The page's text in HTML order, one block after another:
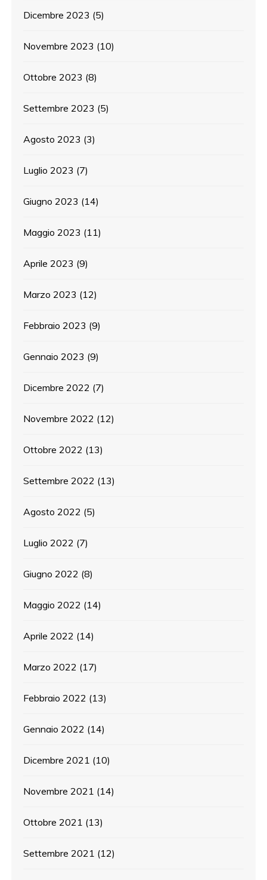
Dicembre 2023 (5)
Novembre 2023 (10)
Ottobre 2023 (8)
Settembre 2023 (5)
Agosto 2023 (3)
Luglio 2023 (7)
Giugno 2023 (14)
Maggio 2023 (11)
Aprile 2023 (9)
Marzo 2023 (12)
Febbraio 2023 (9)
Gennaio 2023 (9)
Dicembre 2022 (7)
Novembre 2022 (12)
Ottobre 2022 (13)
Settembre 2022 (13)
Agosto 2022 (5)
Luglio 2022 (7)
Giugno 2022 (8)
Maggio 2022 (14)
Aprile 2022 (14)
Marzo 2022 (17)
Febbraio 2022 (13)
Gennaio 2022 (14)
Dicembre 2021 (10)
Novembre 2021 (14)
Ottobre 2021 (13)
Settembre 2021 (12)